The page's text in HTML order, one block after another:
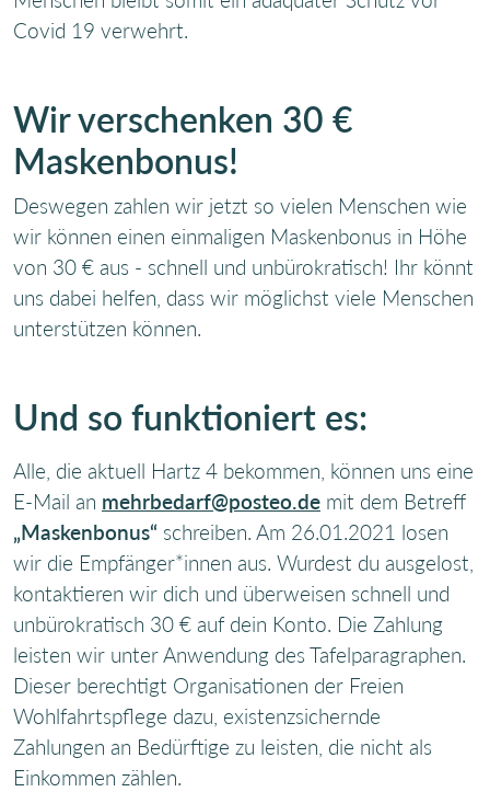
Covid 19 verwehrt.
Wir verschenken 30 €
Maskenbonus!
Deswegen zahlen wir jetzt so vielen Menschen wie
wir können einen einmaligen Maskenbonus in Höhe
von 30 € aus - schnell und unbürokratisch! Ihr könnt
uns dabei helfen, dass wir möglichst viele Menschen
unterstützen können.
Und so funktioniert es:
Alle, die aktuell Hartz 4 bekommen, können uns eine
E-Mail an mehrbedarf@posteo.de mit dem Betreff
„Maskenbonus“ schreiben. Am 26.01.2021 losen
wir die Empfänger*innen aus. Wurdest du ausgelost,
kontaktieren wir dich und überweisen schnell und
unbürokratisch 30 € auf dein Konto. Die Zahlung
leisten wir unter Anwendung des Tafelparagraphen.
Dieser berechtigt Organisationen der Freien
Wohlfahrtspflege dazu, existenzsichernde
Zahlungen an Bedürftige zu leisten, die nicht als
Einkommen zählen.